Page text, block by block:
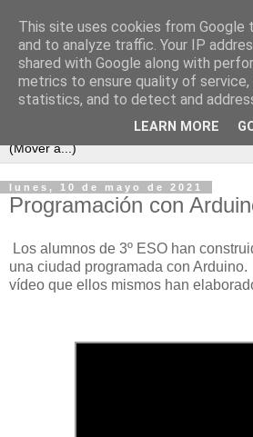
lunes, 10 de mayo de 2021
Programación con
Los alumnos de 3º ESO han
una ciudad programada con Arduino.
vídeo que ellos mismos han
This site uses cookies from Google
and to analyze traffic. Your IP
shared with Google along with
metrics to ensure quality of service,
statistics, and to detect and
LEARN MORE